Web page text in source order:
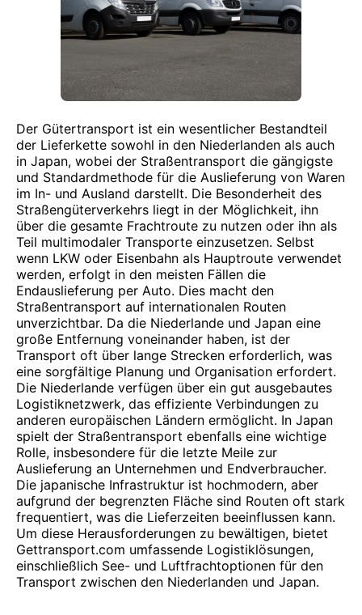
Der Gütertransport ist ein wesentlicher Bestandteil
der Lieferkette sowohl in den Niederlanden als auch
in Japan, wobei der Straßentransport die gängigste
und Standardmethode für die Auslieferung von Waren
im In- und Ausland darstellt. Die Besonderheit des
Straßengüterverkehrs liegt in der Möglichkeit, ihn
über die gesamte Frachtroute zu nutzen oder ihn als
Teil multimodaler Transporte einzusetzen. Selbst
wenn LKW oder Eisenbahn als Hauptroute verwendet
werden, erfolgt in den meisten Fällen die
Endauslieferung per Auto. Dies macht den
Straßentransport auf internationalen Routen
unverzichtbar. Da die Niederlande und Japan eine
große Entfernung voneinander haben, ist der
Transport oft über lange Strecken erforderlich, was
eine sorgfältige Planung und Organisation erfordert.
Die Niederlande verfügen über ein gut ausgebautes
Logistiknetzwerk, das effiziente Verbindungen zu
anderen europäischen Ländern ermöglicht. In Japan
spielt der Straßentransport ebenfalls eine wichtige
Rolle, insbesondere für die letzte Meile zur
Auslieferung an Unternehmen und Endverbraucher.
Die japanische Infrastruktur ist hochmodern, aber
aufgrund der begrenzten Fläche sind Routen oft stark
frequentiert, was die Lieferzeiten beeinflussen kann.
Um diese Herausforderungen zu bewältigen, bietet
Gettransport.com umfassende Logistiklösungen,
einschließlich See- und Luftfrachtoptionen für den
Transport zwischen den Niederlanden und Japan.